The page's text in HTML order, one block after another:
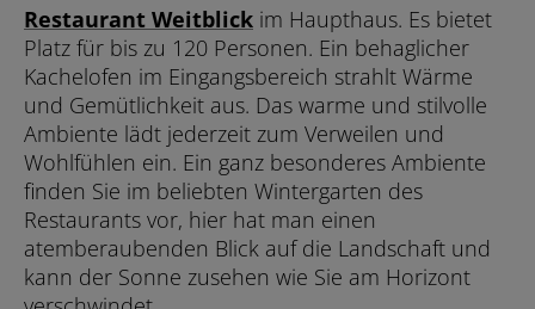
Restaurant Weitblick im Haupthaus. Es bietet
Platz für bis zu 120 Personen. Ein behaglicher
Kachelofen im Eingangsbereich strahlt Wärme
und Gemütlichkeit aus. Das warme und stilvolle
Ambiente lädt jederzeit zum Verweilen und
Wohlfühlen ein. Ein ganz besonderes Ambiente
finden Sie im beliebten Wintergarten des
Restaurants vor, hier hat man einen
atemberaubenden Blick auf die Landschaft und
kann der Sonne zusehen wie Sie am Horizont